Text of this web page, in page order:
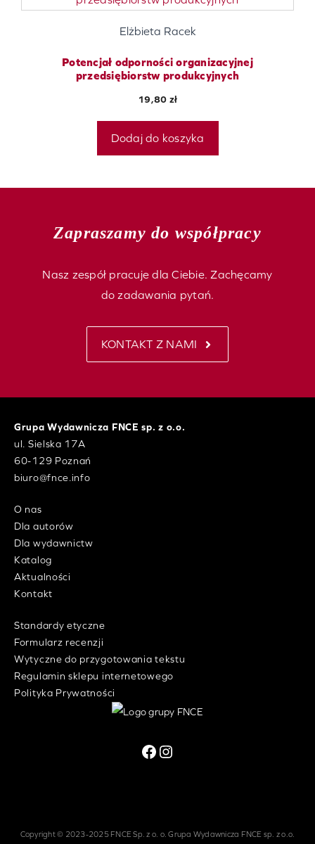
Elżbieta Racek
Potencjał odporności organizacyjnej
przedsiębiorstw produkcyjnych
19,80 zł
Dodaj do koszyka
Zapraszamy do współpracy
Nasz zespół pracuje dla Ciebie. Zachęcamy
do zadawania pytań.
KONTAKT Z NAMI
Grupa Wydawnicza FNCE sp. z o.o.
ul. Sielska 17A
60-129 Poznań
biuro@fnce.info
O nas
Dla autorów
Dla wydawnictw
Katalog
Aktualności
Kontakt
Standardy etyczne
Formularz recenzji
Wytyczne do przygotowania tekstu
Regulamin sklepu internetowego
Polityka Prywatności
Facebook
Instagram
Copyright © 2023-2025 FNCE Sp. z o. o. Grupa Wydawnicza FNCE sp. z o.o.